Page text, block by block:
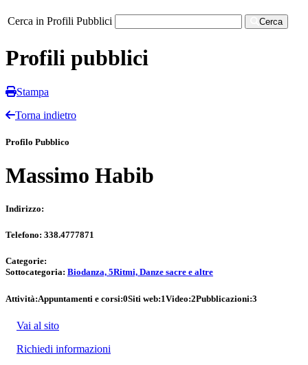
Cerca in Profili Pubblici Cerca
Profili pubblici
Stampa
Torna indietro
Profilo Pubblico
Massimo Habib
Indirizzo:
Telefono: 338.4777871
Categorie:
Sottocategoria: Biodanza, 5Ritmi, Danze sacre e altre
Attività:Appuntamenti e corsi:0Siti web:1Video:2Pubblicazioni:3
Vai al sito
Richiedi informazioni